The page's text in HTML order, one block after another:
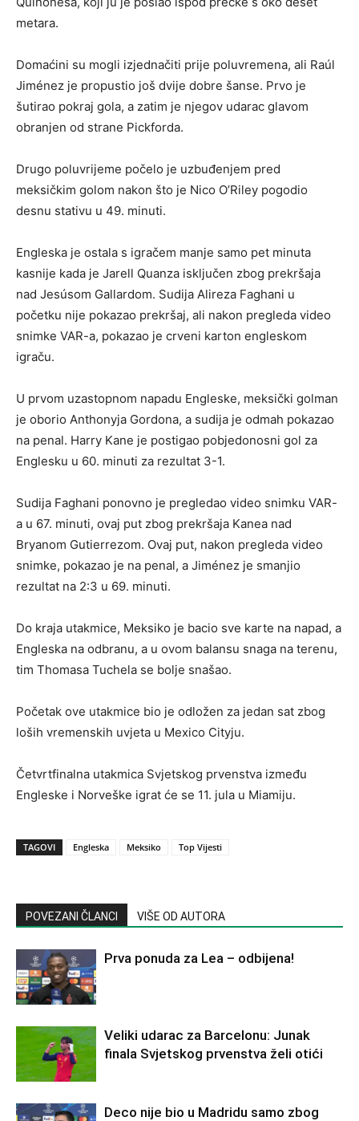
metara.
Domaćini su mogli izjednačiti prije poluvremena, ali Raúl
Jiménez je propustio još dvije dobre šanse. Prvo je
šutirao pokraj gola, a zatim je njegov udarac glavom
obranjen od strane Pickforda.
Drugo poluvrijeme počelo je uzbuđenjem pred
meksičkim golom nakon što je Nico O’Riley pogodio
desnu stativu u 49. minuti.
Engleska je ostala s igračem manje samo pet minuta
kasnije kada je Jarell Quanza isključen zbog prekršaja
nad Jesúsom Gallardom. Sudija Alireza Faghani u
početku nije pokazao prekršaj, ali nakon pregleda video
snimke VAR-a, pokazao je crveni karton engleskom
igraču.
U prvom uzastopnom napadu Engleske, meksički golman
je oborio Anthonyja Gordona, a sudija je odmah pokazao
na penal. Harry Kane je postigao pobjedonosni gol za
Englesku u 60. minuti za rezultat 3-1.
Sudija Faghani ponovno je pregledao video snimku VAR-
a u 67. minuti, ovaj put zbog prekršaja Kanea nad
Bryanom Gutierrezom. Ovaj put, nakon pregleda video
snimke, pokazao je na penal, a Jiménez je smanjio
rezultat na 2:3 u 69. minuti.
Do kraja utakmice, Meksiko je bacio sve karte na napad, a
Engleska na odbranu, a u ovom balansu snaga na terenu,
tim Thomasa Tuchela se bolje snašao.
Početak ove utakmice bio je odložen za jedan sat zbog
loših vremenskih uvjeta u Mexico Cityju.
Četvrtfinalna utakmica Svjetskog prvenstva između
Engleske i Norveške igrat će se 11. jula u Miamiju.
TAGOVI Engleska Meksiko Top Vijesti
POVEZANI ČLANCI VIŠE OD AUTORA
Prva ponuda za Lea – odbijena!
Veliki udarac za Barcelonu: Junak
finala Svjetskog prvenstva želi otići
Deco nije bio u Madridu samo zbog